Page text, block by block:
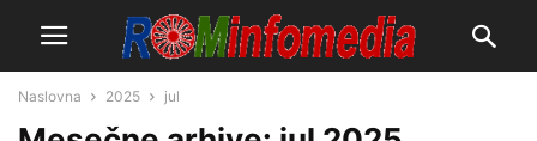
Naslovna 2025 jul